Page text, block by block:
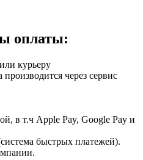
оплаты:
курьеру
через сервис
в т.ч Apple Pay, Google Pay и
быстрых платежей).